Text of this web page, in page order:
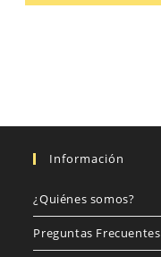
Información
¿Quiénes somos?
Preguntas Frecuentes